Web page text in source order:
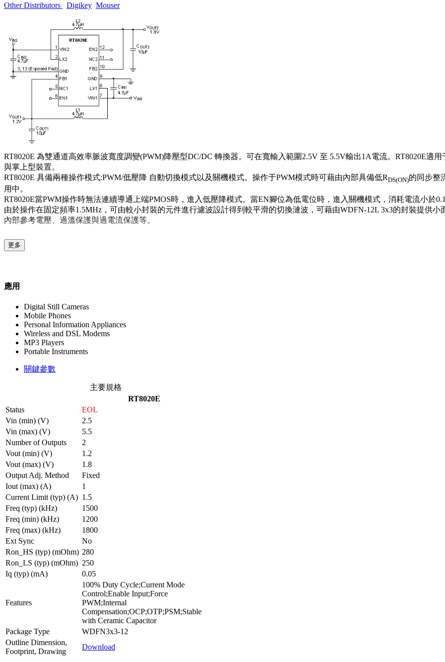
Other Distributors
Digikey Mouser
RT8020E 為雙通道高效率脈波寬度調變(PWM)降壓型DC/DC 轉換器。可在寬輸入範圍2.5V 至 5.5V輸出1A電流。RT8020E適
與掌上型裝置。
RT8020E 具備兩種操作模式:PWM/低壓降 自動切換模式以及關機模式。操作于PWM模式時可藉由內部具備低RDS(ON)的同步整
用中。
RT8020E當PWM操作時無法連續導通上端PMOS時，進入低壓降模式。當EN腳位為低電位時，進入關機模式，消耗電流小於
由於操作在固定頻率1.5MHz，可由較小封裝的元件進行濾波設計得到較平滑的切換漣波，可藉由WDFN-12L 3x3的封裝提供
內部參考電壓、過溫保護與過電流保護等。
更多
應用
Digital Still Cameras
Mobile Phones
Personal Information Appliances
Wireless and DSL Modems
MP3 Players
Portable Instruments
關鍵參數
主要規格
RT8020E
Status
EOL
Vin (min) (V)
2.5
Vin (max) (V)
5.5
Number of Outputs
2
Vout (min) (V)
1.2
Vout (max) (V)
1.8
Output Adj. Method
Fixed
Iout (max) (A)
1
Current Limit (typ) (A) 1.5
Freq (typ) (kHz)
1500
Freq (min) (kHz)
1200
Freq (max) (kHz)
1800
Ext Sync
No
Ron_HS (typ) (mOhm) 280
Ron_LS (typ) (mOhm) 250
Iq (typ) (mA)
0.05
Features
100% Duty Cycle;Current Mode
Control;Enable Input;Force
PWM;Internal
Compensation;OCP;OTP;PSM;Stable
with Ceramic Capacitor
Package Type
WDFN3x3-12
Outline Dimension,
Footprint, Drawing
Download